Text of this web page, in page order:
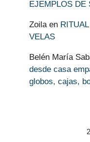
EJEMPLOS DE
Zoila en
VELAS
Belén María
desde casa
globos, cajas,